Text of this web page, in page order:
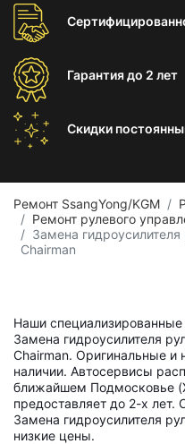
Гарантиядо 2 лет
Скидки
Ремонт SsangYong/KGM
Ремонт рулевого
Замена
Chairman
Наши
Замена гидроусилителя
Chairman. Оригинальные и
наличии. Автосервисы
ближайшем Подмосковье
предоставляет до 2-х
Замена гидроусилителя
низкие цены.